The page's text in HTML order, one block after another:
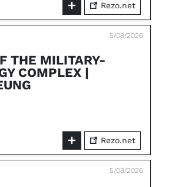
Rezo.net
5/08/2026
THE MILITARY-
COMPLEX |
Rezo.net
5/08/2026